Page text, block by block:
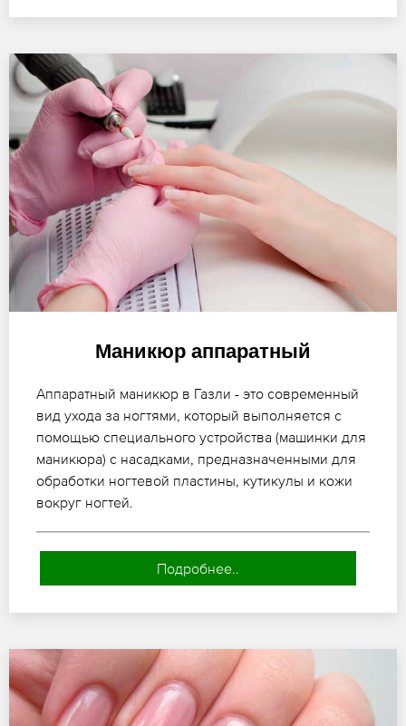
Маникюр аппаратный
Аппаратный маникюр в Газли - это современный
вид ухода за ногтями, который выполняется с
помощью специального устройства (машинки для
маникюра) с насадками, предназначенными для
обработки ногтевой пластины, кутикулы и кожи
вокруг ногтей.
Подробнее..